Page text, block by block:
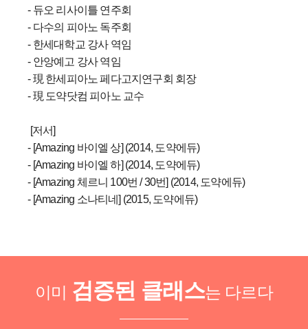
- 듀오 리사이틀 연주회
- 다수의 피아노 독주회
- 한세대학교 강사 역임
- 안앙예고 강사 역임
- 現 한세피아노 페다고지연구회 회장
- 現 도약닷컴 피아노 교수
[저서]
- [Amazing 바이엘 상] (2014, 도약에듀)
- [Amazing 바이엘 하] (2014, 도약에듀)
- [Amazing 체르니 100번 / 30번] (2014, 도약에듀)
- [Amazing 소나티네] (2015, 도약에듀)
이미 검증된 클래스는 다르다